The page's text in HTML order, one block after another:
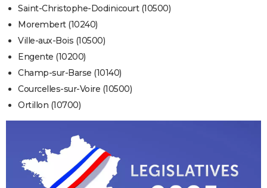
Saint-Christophe-Dodinicourt (10500)
Morembert (10240)
Ville-aux-Bois (10500)
Engente (10200)
Champ-sur-Barse (10140)
Courcelles-sur-Voire (10500)
Ortillon (10700)